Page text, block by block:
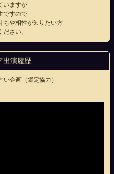
いますが
ですので
ちや相性が知りたい方
さい。
出演履歴
企画（鑑定協力）